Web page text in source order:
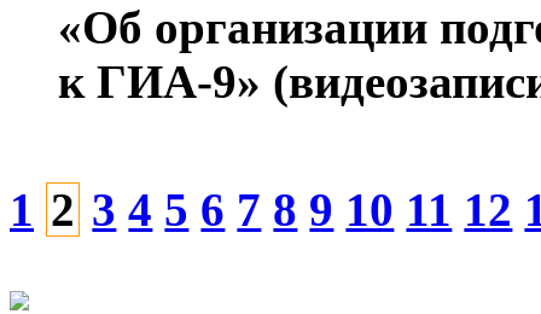
«Об организации
к ГИА-9»
1 2 3 4 5 6 7 8 9 10 11 12